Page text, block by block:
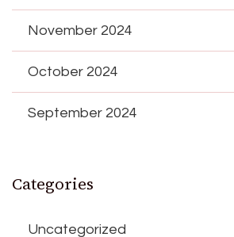
November 2024
October 2024
September 2024
Categories
Uncategorized